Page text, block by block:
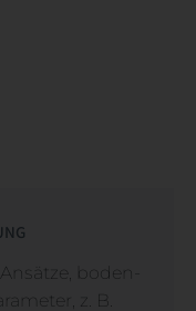
boden-
z. B.